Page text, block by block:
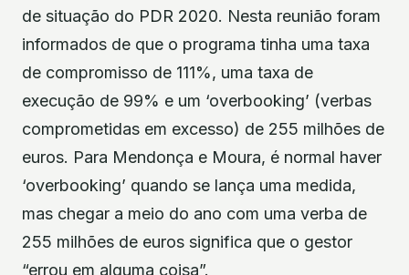
de situação do PDR 2020. Nesta reunião foram
informados de que o programa tinha uma taxa
de compromisso de 111%, uma taxa de
execução de 99% e um ‘overbooking’ (verbas
comprometidas em excesso) de 255 milhões de
euros. Para Mendonça e Moura, é normal haver
‘overbooking’ quando se lança uma medida,
mas chegar a meio do ano com uma verba de
255 milhões de euros significa que o gestor
“errou em alguma coisa”.